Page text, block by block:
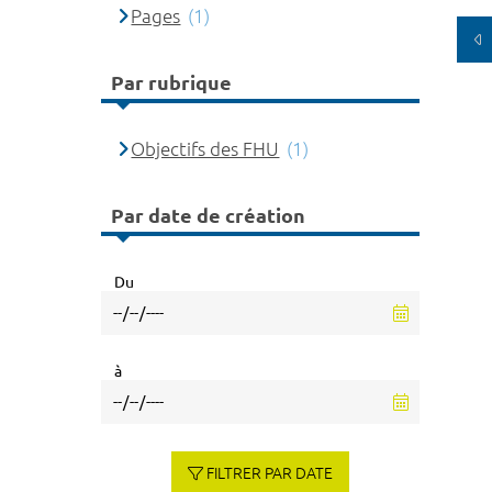
Pages (1)
Par rubrique
Objectifs des FHU (1)
Par date de création
Du
à
FILTRER PAR DATE